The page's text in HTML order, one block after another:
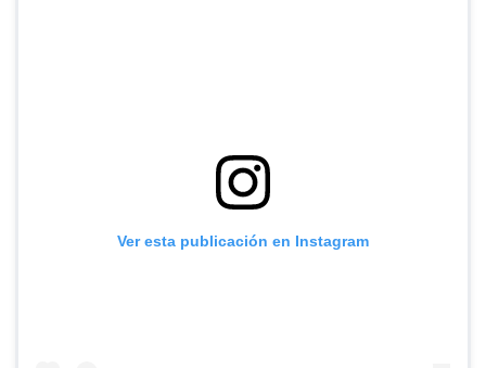
Ver esta publicación en Instagram